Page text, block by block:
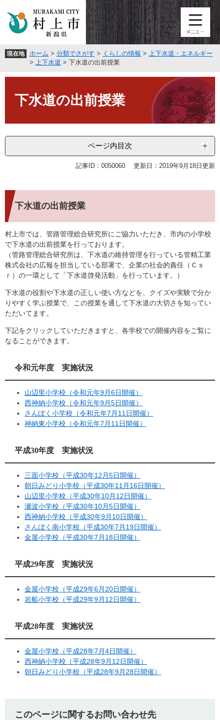
頭
す
飛
し
現在地 ホーム > 分類でさがす > くらしの情報 > 上下水道・エネルギー
> 上下水道 > 下水道の出前授業
下水道の出前授業
ページ内目次
記事ID：0050060 更新日：2019年9月18日更新
下水道の出前授業
村上市では、管路管理総合研究所にご協力いただき、市内の小学校
で下水道の出前授業を行っております。
（管路管理総合研究所は、下水道の維持管理を行っている管精工業
株式会社の広報を担当している部署で、企業の社会的責任（Ｃｓ
ｒ）の一環として「下水道啓発活動」を行っています。）
下水道の役割や下水道の正しい使い方などを、クイズや実験で分か
りやすく学ぶ授業で、この授業を通して下水道の大切さを知ってい
ただいてます。
下記をクリックしていただきますと、各学校での開催内容をご覧に
なることができます。
令和元年度 実施状況
山辺里小学校（令和元年9月6日開催）
西神納小学校（令和元年9月5日開催）
さんぽく小学校（令和元年7月11日開催）
神納東小学校（令和元年7月11日開催）
平成30年度 実施状況
三面小学校（平成30年12月5日開催）
朝日みどり小学校（平成30年11月16日開催）
山辺里小学校（平成30年10月12日開催）
瀬波小学校（平成30年10月5日開催）
西神納小学校（平成30年9月10日開催）
さんぽく南小学校（平成30年7月19日開催）
金屋小学校（平成30年7月18日開催）
平成29年度 実施状況
金屋小学校（平成29年6月20日開催）
岩船小学校（平成29年9月12日開催）
平成28年度 実施状況
金屋小学校（平成28年7月4日開催）
西神納小学校（平成28年9月12日開催）
朝日みどり小学校（平成28年9月28日開催）
このページに関するお問い合わせ先